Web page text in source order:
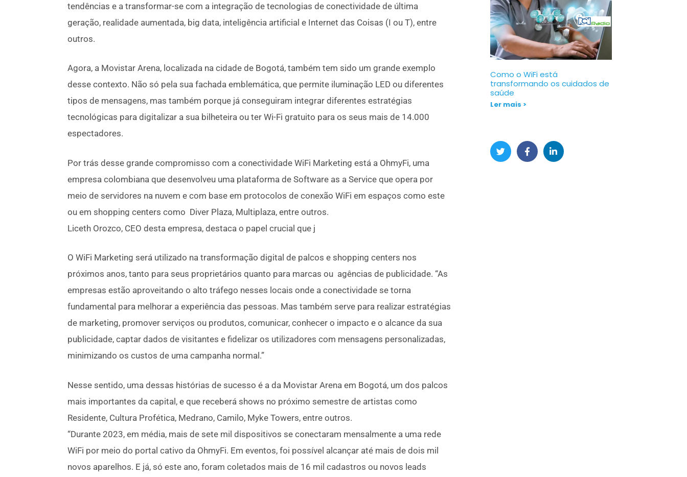
tendências e a transformar-se com a integração de tecnologias de conectividade de última
geração, realidade aumentada, big data, inteligência artificial e Internet das Coisas (I ou T), entre
outros.
Agora, a Movistar Arena, localizada na cidade de Bogotá, também tem sido um grande exemplo
desse contexto. Não só pela sua fachada emblemática, que permite iluminação LED ou diferentes
tipos de mensagens, mas também porque já conseguiram integrar diferentes estratégias
tecnológicas para digitalizar a sua bilheteira ou ter Wi-Fi gratuito para os seus mais de 14.000
espectadores.
Por trás desse grande compromisso com a conectividade WiFi Marketing está a OhmyFi, uma
empresa colombiana que desenvolveu uma plataforma de Software as a Service que opera por
meio de servidores na nuvem e com base em protocolos de conexão WiFi em espaços como este
ou em shopping centers como Diver Plaza, Multiplaza, entre outros.
Liceth Orozco, CEO desta empresa, destaca o papel crucial que j
O WiFi Marketing será utilizado na transformação digital de palcos e shopping centers nos
próximos anos, tanto para seus proprietários quanto para marcas ou agências de publicidade. “As
empresas estão aproveitando o alto tráfego nesses locais onde a conectividade se torna
fundamental para melhorar a experiência das pessoas. Mas também serve para realizar estratégias
de marketing, promover serviços ou produtos, comunicar, conhecer o impacto e o alcance da sua
publicidade, captar dados de visitantes e fidelizar os utilizadores com mensagens personalizadas,
minimizando os custos de uma campanha normal.”
Nesse sentido, uma dessas histórias de sucesso é a da Movistar Arena em Bogotá, um dos palcos
mais importantes da capital, e que receberá shows no próximo semestre de artistas como
Residente, Cultura Profética, Medrano, Camilo, Myke Towers, entre outros.
“Durante 2023, em média, mais de sete mil dispositivos se conectaram mensalmente a uma rede
WiFi por meio do portal cativo da OhmyFi. Em eventos, foi possível alcançar até mais de dois mil
novos aparelhos. E já, só este ano, foram coletados mais de 16 mil cadastros ou novos leads
Como o WiFi está
transformando os cuidados de
saúde
Ler mais >